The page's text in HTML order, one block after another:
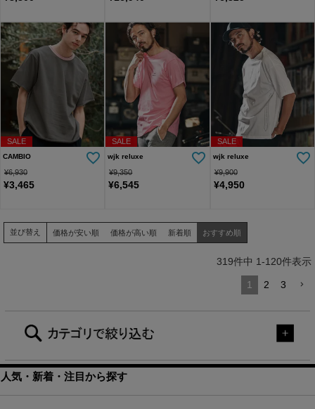
SALE
CAMBIO
¥6,930
¥3,465
SALE
wjk reluxe
¥9,350
¥6,545
SALE
wjk reluxe
¥9,900
¥4,950
並び替え 価格が安い順 価格が高い順 新着順 おすすめ順
319件中 1-120件表示
1 2 3
人気・新着・注目から探す